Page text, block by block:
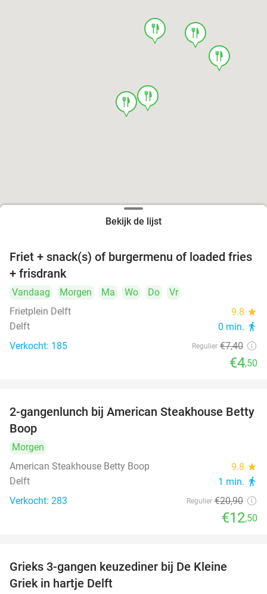
food
food
food
food
food
food
food
Bekijk de lijst
39%
Friet + snack(s) of burgermenu of loaded fries
+ frisdrank
Vandaag Morgen Ma Wo Do
Vr
Frietplein Delft
9.8 star
Delft 0 min. directions_walk
Verkocht: 185 Regulier €7,40
€4,50
40%
2-gangenlunch bij American Steakhouse Betty
Boop
Morgen
American Steakhouse Betty Boop
9.8 star
Delft 1 min. directions_walk
Verkocht: 283 Regulier €20,90
€12,50
Grieks 3-gangen keuzediner bij De Kleine
Griek in hartje Delft